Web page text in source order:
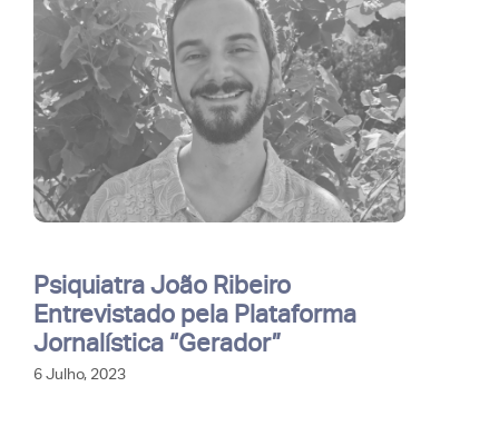
Psiquiatra João Ribeiro
Entrevistado pela Plataforma
Jornalística “Gerador”
6 Julho, 2023